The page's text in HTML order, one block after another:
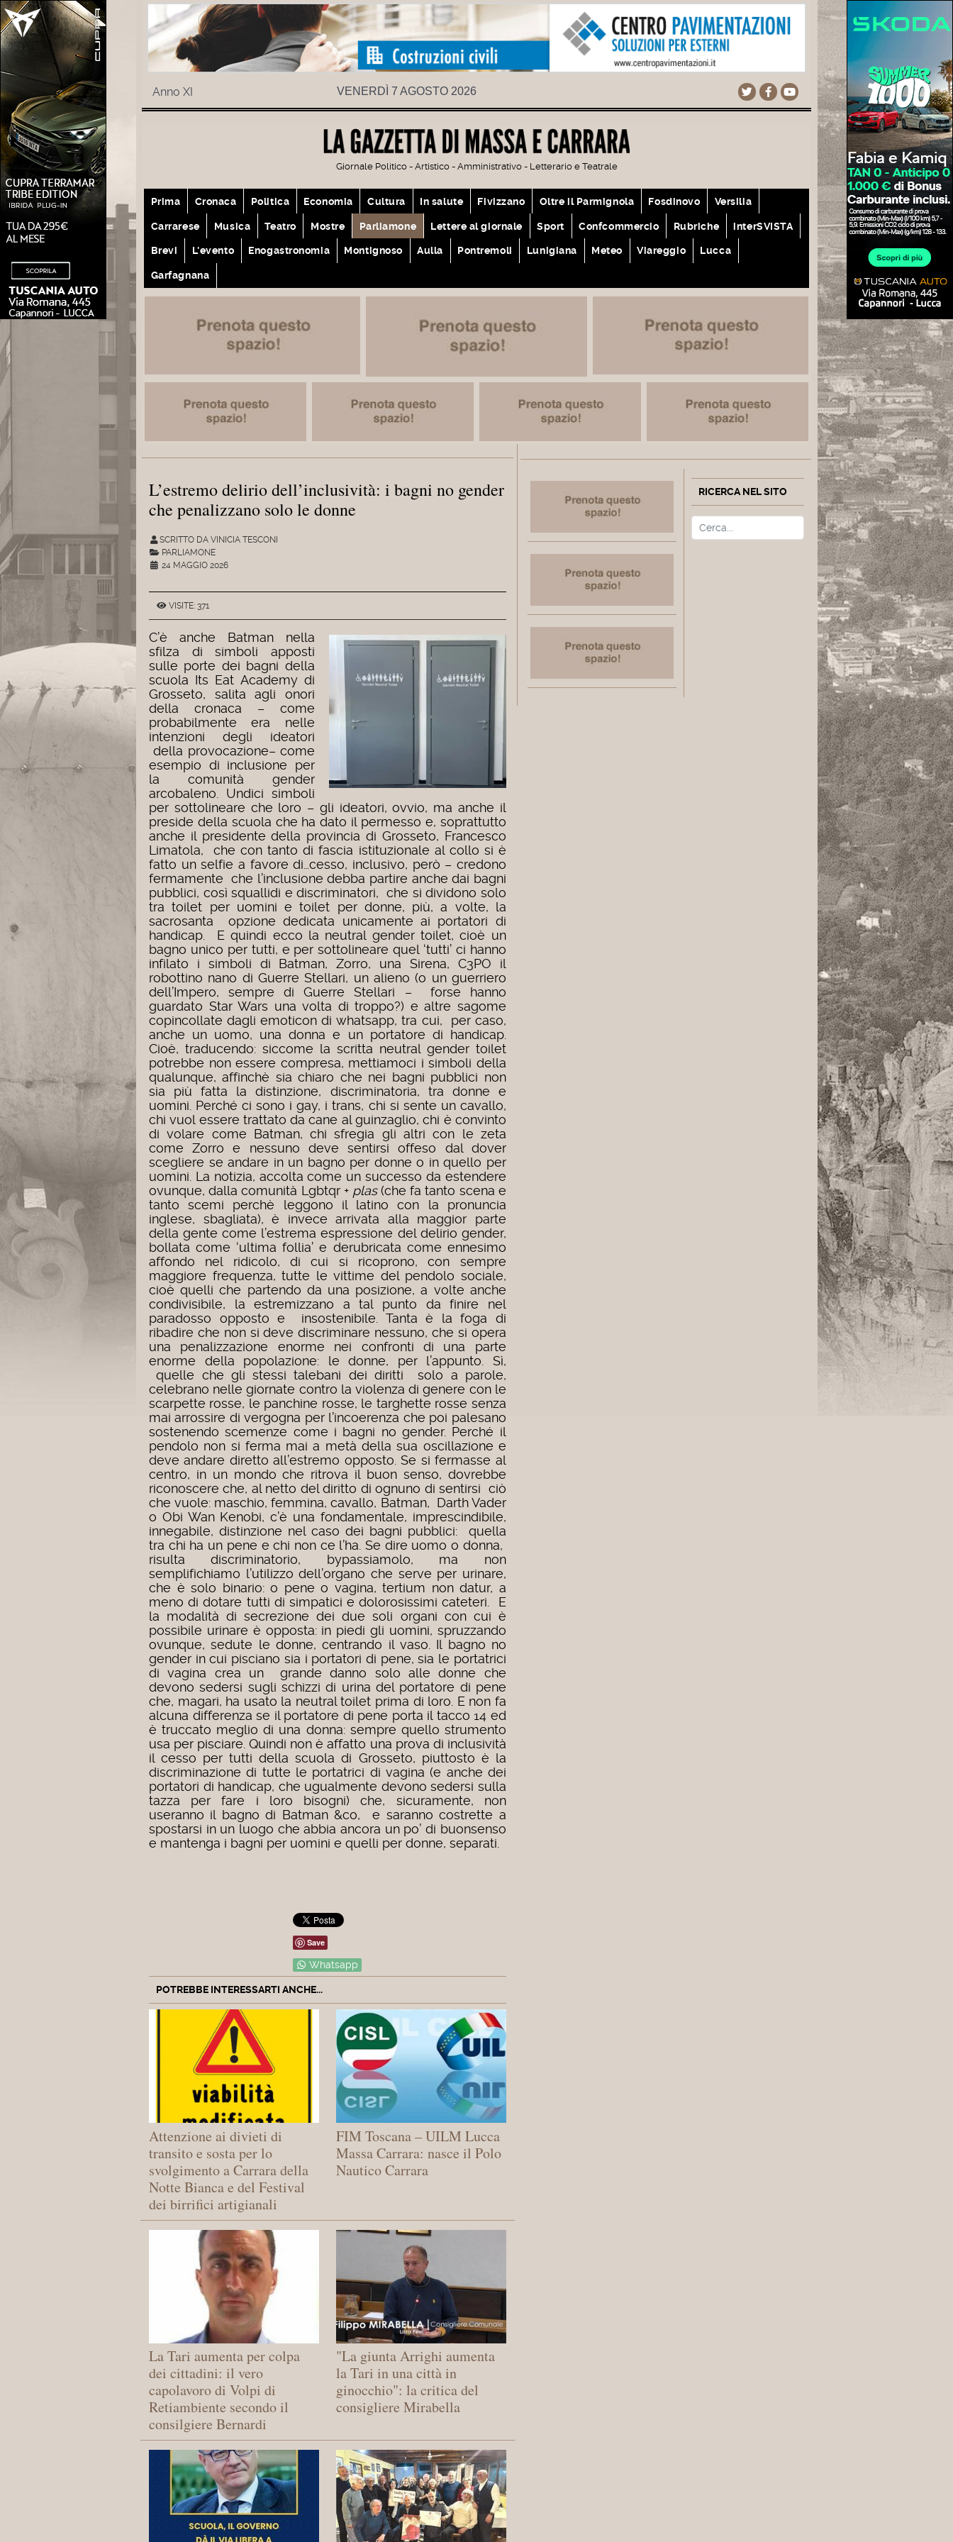
Anno XI VENERDÌ 7 AGOSTO 2026
Giornale Politico - Artistico - Amministrativo - Letterario e Teatrale
Prima Cronaca Politica Economia Cultura In salute Fivizzano Oltre il Parmignola Fosdinovo Versilia
Carrarese Musica Teatro Mostre Parliamone Lettere al giornale Sport Confcommercio Rubriche interSVISTA
Brevi L'evento Enogastronomia Montignoso Aulla Pontremoli Lunigiana Meteo Viareggio Lucca
Garfagnana
L’estremo delirio dell’inclusività: i bagni no gender
che penalizzano solo le donne
SCRITTO DA VINICIA TESCONI
PARLIAMONE
24 MAGGIO 2026
VISITE: 371
C’è anche Batman nella
sfilza di simboli apposti
sulle porte dei bagni della
scuola Its Eat Academy di
Grosseto, salita agli onori
della cronaca – come
probabilmente era nelle
intenzioni degli ideatori
della provocazione– come
esempio di inclusione per
la comunità gender
arcobaleno. Undici simboli
per sottolineare che loro – gli ideatori, ovvio, ma anche il
preside della scuola che ha dato il permesso e, soprattutto
anche il presidente della provincia di Grosseto, Francesco
Limatola, che con tanto di fascia istituzionale al collo si è
fatto un selfie a favore di…cesso, inclusivo, però – credono
fermamente che l’inclusione debba partire anche dai bagni
pubblici, così squallidi e discriminatori, che si dividono solo
tra toilet per uomini e toilet per donne, più, a volte, la
sacrosanta opzione dedicata unicamente ai portatori di
handicap. E quindi ecco la neutral gender toilet, cioè un
bagno unico per tutti, e per sottolineare quel ‘tutti’ ci hanno
infilato i simboli di Batman, Zorro, una Sirena, C3PO il
robottino nano di Guerre Stellari, un alieno (o un guerriero
dell’Impero, sempre di Guerre Stellari – forse hanno
guardato Star Wars una volta di troppo?) e altre sagome
copincollate dagli emoticon di whatsapp, tra cui, per caso,
anche un uomo, una donna e un portatore di handicap.
Cioè, traducendo: siccome la scritta neutral gender toilet
potrebbe non essere compresa, mettiamoci i simboli della
qualunque, affinchè sia chiaro che nei bagni pubblici non
sia più fatta la distinzione, discriminatoria, tra donne e
uomini. Perché ci sono i gay, i trans, chi si sente un cavallo,
chi vuol essere trattato da cane al guinzaglio, chi è convinto
di volare come Batman, chi sfregia gli altri con le zeta
come Zorro e nessuno deve sentirsi offeso dal dover
scegliere se andare in un bagno per donne o in quello per
uomini. La notizia, accolta come un successo da estendere
ovunque, dalla comunità Lgbtqr + plas(che fa tanto scena e
tanto scemi perchè leggono il latino con la pronuncia
inglese, sbagliata), è invece arrivata alla maggior parte
della gente come l’estrema espressione del delirio gender,
bollata come ‘ultima follia’ e derubricata come ennesimo
affondo nel ridicolo, di cui si ricoprono, con sempre
maggiore frequenza, tutte le vittime del pendolo sociale,
cioè quelli che partendo da una posizione, a volte anche
condivisibile, la estremizzano a tal punto da finire nel
paradosso opposto e insostenibile. Tanta è la foga di
ribadire che non si deve discriminare nessuno, che si opera
una penalizzazione enorme nei confronti di una parte
enorme della popolazione: le donne, per l’appunto. Sì,
quelle che gli stessi talebani dei diritti solo a parole,
celebrano nelle giornate contro la violenza di genere con le
scarpette rosse, le panchine rosse, le targhette rosse senza
mai arrossire di vergogna per l’incoerenza che poi palesano
sostenendo scemenze come i bagni no gender. Perché il
pendolo non si ferma mai a metà della sua oscillazione e
deve andare diretto all’estremo opposto. Se si fermasse al
centro, in un mondo che ritrova il buon senso, dovrebbe
riconoscere che, al netto del diritto di ognuno di sentirsi ciò
che vuole: maschio, femmina, cavallo, Batman, Darth Vader
o Obi Wan Kenobi, c’è una fondamentale, imprescindibile,
innegabile, distinzione nel caso dei bagni pubblici: quella
tra chi ha un pene e chi non ce l’ha. Se dire uomo o donna,
risulta discriminatorio, bypassiamolo, ma non
semplifichiamo l’utilizzo dell’organo che serve per urinare,
che è solo binario: o pene o vagina, tertium non datur, a
meno di dotare tutti di simpatici e dolorosissimi cateteri. E
la modalità di secrezione dei due soli organi con cui è
possibile urinare è opposta: in piedi gli uomini, spruzzando
ovunque, sedute le donne, centrando il vaso. Il bagno no
gender in cui pisciano sia i portatori di pene, sia le portatrici
di vagina crea un grande danno solo alle donne che
devono sedersi sugli schizzi di urina del portatore di pene
che, magari, ha usato la neutral toilet prima di loro. E non fa
alcuna differenza se il portatore di pene porta il tacco 14 ed
è truccato meglio di una donna: sempre quello strumento
usa per pisciare. Quindi non è affatto una prova di inclusività
il cesso per tutti della scuola di Grosseto, piuttosto è la
discriminazione di tutte le portatrici di vagina (e anche dei
portatori di handicap, che ugualmente devono sedersi sulla
tazza per fare i loro bisogni) che, sicuramente, non
useranno il bagno di Batman &co, e saranno costrette a
spostarsi in un luogo che abbia ancora un po’ di buonsenso
e mantenga i bagni per uomini e quelli per donne, separati.
Save
Whatsapp
POTREBBE INTERESSARTI ANCHE...
Attenzione ai divieti di
transito e sosta per lo
svolgimento a Carrara della
Notte Bianca e del Festival
dei birrifici artigianali
FIM Toscana – UILM Lucca
Massa Carrara: ​nasce il Polo
Nautico Carrara
La Tari aumenta per colpa
dei cittadini: il vero
capolavoro di Volpi di
Retiambiente secondo il
consilgiere Bernardi
"La giunta Arrighi aumenta
la Tari in una città in
ginocchio": la critica del
consigliere Mirabella
RICERCA NEL SITO
Cerca Type 2 or more characters